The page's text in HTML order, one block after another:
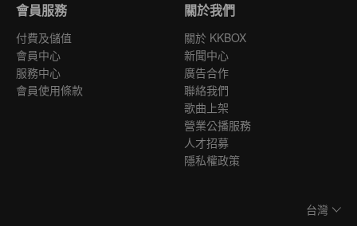
會員服務
付費及儲值
會員中心
服務中心
會員使用條款
關於我們
關於 KKBOX
新聞中心
廣告合作
聯絡我們
歌曲上架
營業公播服務
人才招募
隱私權政策
台灣